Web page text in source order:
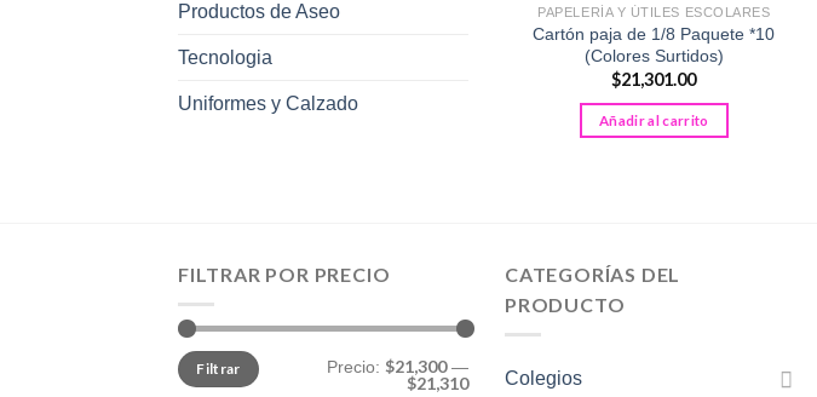
Productos de Aseo
Tecnologia
Uniformes y Calzado
PAPELERÍA Y ÚTILES ESCOLARES
Cartón paja de 1/8 Paquete *10
(Colores Surtidos)
$21,301.00
Añadir al carrito
FILTRAR POR PRECIO
Precio
mínimo
Precio
máximo
Filtrar Precio: $21,300—
$21,310
CATEGORÍAS DEL
PRODUCTO
Colegios